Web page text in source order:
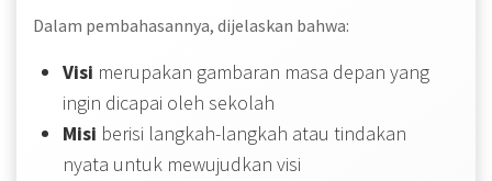
Dalam pembahasannya, dijelaskan bahwa:
Visi merupakan gambaran masa depan yang
ingin dicapai oleh sekolah
Misi berisi langkah-langkah atau tindakan
nyata untuk mewujudkan visi